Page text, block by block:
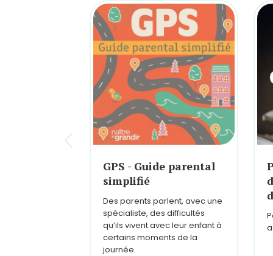
GPS - Guide parental
simplifié
Des parents parlent, avec une
spécialiste, des difficultés
qu’ils vivent avec leur enfant à
certains moments de la
journée.